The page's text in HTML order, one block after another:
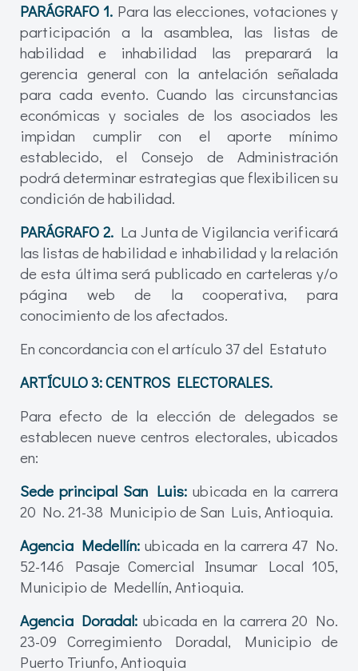
PARÁGRAFO 1. Para las elecciones, votaciones y
participación a la asamblea, las listas de
habilidad e inhabilidad las preparará la
gerencia general con la antelación señalada
para cada evento. Cuando las circunstancias
económicas y sociales de los asociados les
impidan cumplir con el aporte mínimo
establecido, el Consejo de Administración
podrá determinar estrategias que flexibilicen su
condición de habilidad.
PARÁGRAFO 2.La Junta de Vigilancia verificará
las listas de habilidad e inhabilidad y la relación
de esta última será publicado en carteleras y/o
página web de la cooperativa, para
conocimiento de los afectados.
En concordancia con el artículo 37 del Estatuto
ARTÍCULO 3: CENTROS ELECTORALES.
Para efecto de la elección de delegados se
establecen nueve centros electorales, ubicados
en:
Sede principal San Luis:ubicada en la carrera
20 No. 21-38 Municipio de San Luis, Antioquia.
Agencia Medellín:ubicada en la carrera 47 No.
52-146 Pasaje Comercial Insumar Local 105,
Municipio de Medellín, Antioquia.
Agencia Doradal: ubicada en la carrera 20 No.
23-09 Corregimiento Doradal, Municipio de
Puerto Triunfo, Antioquia